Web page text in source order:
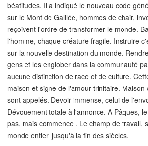
béatitudes. Il a indiqué le nouveau code
sur le Mont de Galilée, hommes de chair,
reçoivent l'ordre de transformer le monde.
l'homme, chaque créature fragile. Instruire
sur la nouvelle destination du monde.
gens et les englober dans la communauté
aucune distinction de race et de culture.
maison et signe de l'amour trinitaire. Maison
sont appelés. Devoir immense, celui de
Dévouement totale à l'annonce. A Pâques,
pas, mais commence . Le champ de travail,
monde entier, jusqu'à la fin des siècles.